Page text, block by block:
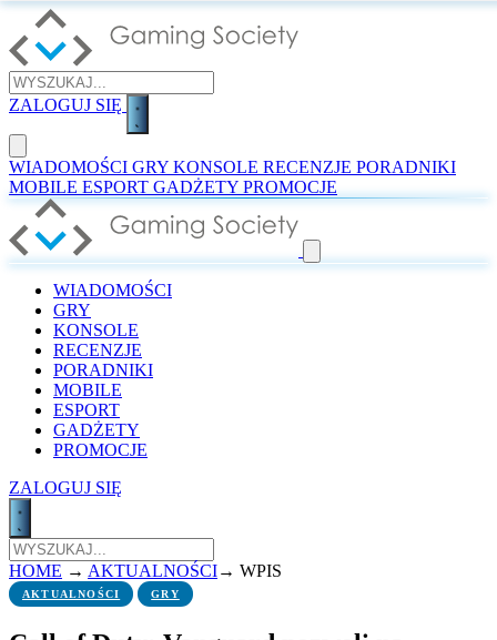
ZALOGUJ SIĘ
WIADOMOŚCI GRY KONSOLE RECENZJE PORADNIKI
MOBILE ESPORT GADŻETY PROMOCJE
WIADOMOŚCI
GRY
KONSOLE
RECENZJE
PORADNIKI
MOBILE
ESPORT
GADŻETY
PROMOCJE
ZALOGUJ SIĘ
HOME → AKTUALNOŚCI→ WPIS
AKTUALNOŚCI GRY